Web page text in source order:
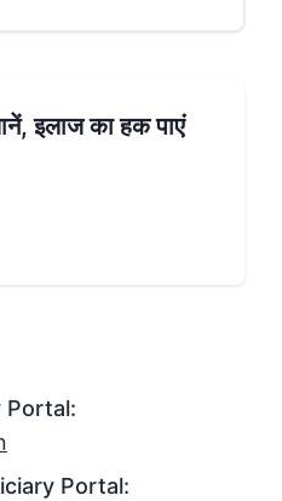
इलाज का हक पाएं
Portal:
Portal: